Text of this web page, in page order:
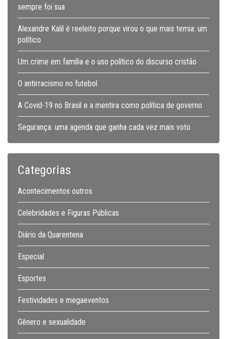
sempre foi sua
Alexandre Kalil é reeleito porque virou o que mais temia: um
político
Um crime em família e o uso político do discurso cristão
O antirracismo no futebol
A Covid-19 no Brasil e a mentira como política de governo
Segurança: uma agenda que ganha cada vez mais voto
Categorias
Acontecimentos outros
Celebridades e Figuras Públicas
Diário da Quarentena
Especial
Esportes
Festividades e megaeventos
Gênero e sexualidade